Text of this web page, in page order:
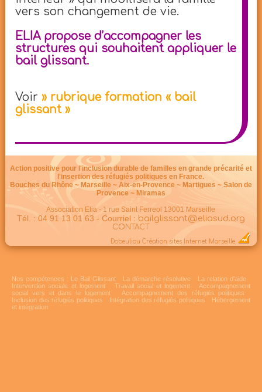
vers son changement de vie.
ELIA propose d’accompagner les
structures qui souhaitent appliquer le
bail glissant.
Voir » rubrique formation « bail
glissant »
Action positive pour l'inclusion durable de familles en grande précarité et
l'insertion des réfugiés politiques en France.
Bouches du Rhône ~ Marseille ~ Aix-en-Provence ~ Martigues ~ Salon de
Provence ~ Miramas
Association Elia - 1 rue Saint Ferreol 13001 Marseille
Tél. : 04 91 13 01 63 - Courriel : bailglissant@eliasud.org
CONTACT
Dobeuliou Création sites Internet Marseille
Nos compétences : Le Bail Glissant La démarche résolutive
La relation d'aide
Intervention sociale et logement
Travail social et logement
Accompagnement
social vers et dans le logement
Accompagnement des réfugiés politiques
Inclusion des réfugiés politiques
Intégration des réfugiés politiques
Hébergement
et intégration